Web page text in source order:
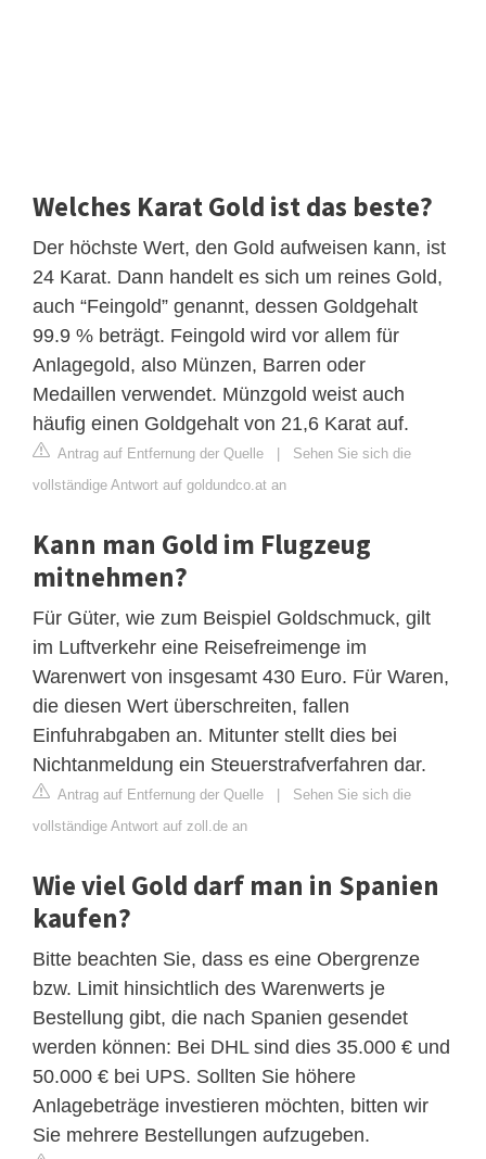
Welches Karat Gold ist das beste?
Der höchste Wert, den Gold aufweisen kann, ist
24 Karat. Dann handelt es sich um reines Gold,
auch “Feingold” genannt, dessen Goldgehalt
99.9 % beträgt. Feingold wird vor allem für
Anlagegold, also Münzen, Barren oder
Medaillen verwendet. Münzgold weist auch
häufig einen Goldgehalt von 21,6 Karat auf.
Antrag auf Entfernung der Quelle | Sehen Sie sich die
vollständige Antwort auf goldundco.at an
Kann man Gold im Flugzeug
mitnehmen?
Für Güter, wie zum Beispiel Goldschmuck, gilt
im Luftverkehr eine Reisefreimenge im
Warenwert von insgesamt 430 Euro. Für Waren,
die diesen Wert überschreiten, fallen
Einfuhrabgaben an. Mitunter stellt dies bei
Nichtanmeldung ein Steuerstrafverfahren dar.
Antrag auf Entfernung der Quelle | Sehen Sie sich die
vollständige Antwort auf zoll.de an
Wie viel Gold darf man in Spanien
kaufen?
Bitte beachten Sie, dass es eine Obergrenze
bzw. Limit hinsichtlich des Warenwerts je
Bestellung gibt, die nach Spanien gesendet
werden können: Bei DHL sind dies 35.000 € und
50.000 € bei UPS. Sollten Sie höhere
Anlagebeträge investieren möchten, bitten wir
Sie mehrere Bestellungen aufzugeben.